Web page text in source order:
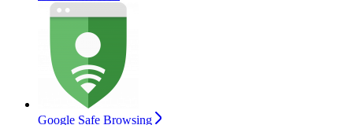
Google Safe Browsing